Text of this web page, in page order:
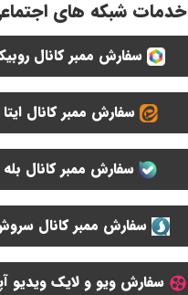
خدمات شبکه های
سفارش ممبر کانال
سفارش ممبر کانال ایتا
سفارش ممبر کانال بله
سفارش ممبر کانال
سفارش ویو و لایک ویدیو